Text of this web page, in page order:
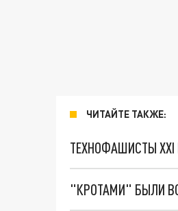
ЧИТАЙТЕ ТАКЖЕ:
ТЕХНОФАШИСТЫ XXI
"КРОТАМИ" БЫЛИ